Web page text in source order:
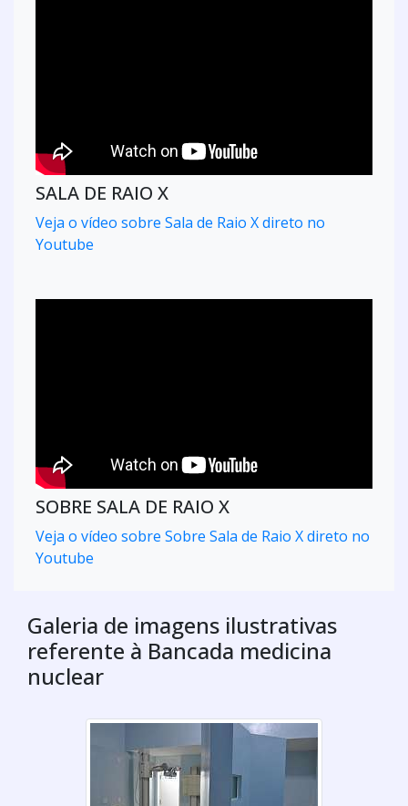
SALA DE RAIO X
Veja o vídeo sobre Sala de Raio X direto no
Youtube
SOBRE SALA DE RAIO X
Veja o vídeo sobre Sobre Sala de Raio X direto no
Youtube
Galeria de imagens ilustrativas
referente à Bancada medicina
nuclear